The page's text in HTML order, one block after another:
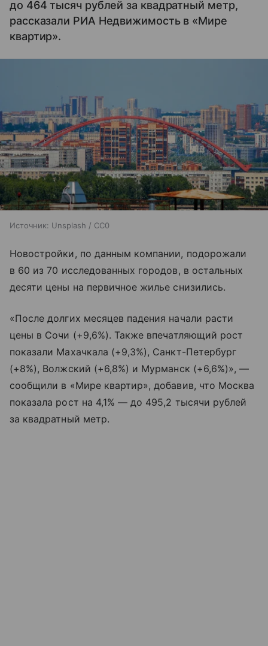
до 464 тысяч рублей за квадратный метр,
рассказали РИА Недвижимость в «Мире
квартир».
Источник: Unsplash / CC0
Новостройки, по данным компании, подорожали
в 60 из 70 исследованных городов, в остальных
десяти цены на первичное жилье снизились.
«После долгих месяцев падения начали расти
цены в Сочи (+9,6%). Также впечатляющий рост
показали Махачкала (+9,3%), Санкт-Петербург
(+8%), Волжский (+6,8%) и Мурманск (+6,6%)», —
сообщили в «Мире квартир», добавив, что Москва
показала рост на 4,1% — до 495,2 тысячи рублей
за квадратный метр.